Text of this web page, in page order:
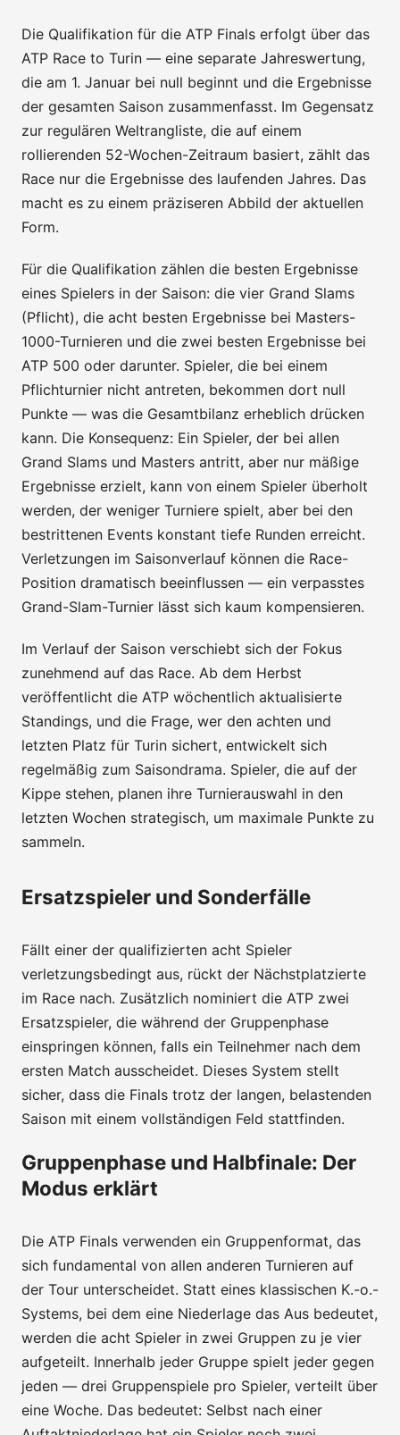
Die Qualifikation für die ATP Finals erfolgt über das
ATP Race to Turin — eine separate Jahreswertung,
die am 1. Januar bei null beginnt und die Ergebnisse
der gesamten Saison zusammenfasst. Im Gegensatz
zur regulären Weltrangliste, die auf einem
rollierenden 52-Wochen-Zeitraum basiert, zählt das
Race nur die Ergebnisse des laufenden Jahres. Das
macht es zu einem präziseren Abbild der aktuellen
Form.
Für die Qualifikation zählen die besten Ergebnisse
eines Spielers in der Saison: die vier Grand Slams
(Pflicht), die acht besten Ergebnisse bei Masters-
1000-Turnieren und die zwei besten Ergebnisse bei
ATP 500 oder darunter. Spieler, die bei einem
Pflichturnier nicht antreten, bekommen dort null
Punkte — was die Gesamtbilanz erheblich drücken
kann. Die Konsequenz: Ein Spieler, der bei allen
Grand Slams und Masters antritt, aber nur mäßige
Ergebnisse erzielt, kann von einem Spieler überholt
werden, der weniger Turniere spielt, aber bei den
bestrittenen Events konstant tiefe Runden erreicht.
Verletzungen im Saisonverlauf können die Race-
Position dramatisch beeinflussen — ein verpasstes
Grand-Slam-Turnier lässt sich kaum kompensieren.
Im Verlauf der Saison verschiebt sich der Fokus
zunehmend auf das Race. Ab dem Herbst
veröffentlicht die ATP wöchentlich aktualisierte
Standings, und die Frage, wer den achten und
letzten Platz für Turin sichert, entwickelt sich
regelmäßig zum Saisondrama. Spieler, die auf der
Kippe stehen, planen ihre Turnierauswahl in den
letzten Wochen strategisch, um maximale Punkte zu
sammeln.
Ersatzspieler und Sonderfälle
Fällt einer der qualifizierten acht Spieler
verletzungsbedingt aus, rückt der Nächstplatzierte
im Race nach. Zusätzlich nominiert die ATP zwei
Ersatzspieler, die während der Gruppenphase
einspringen können, falls ein Teilnehmer nach dem
ersten Match ausscheidet. Dieses System stellt
sicher, dass die Finals trotz der langen, belastenden
Saison mit einem vollständigen Feld stattfinden.
Gruppenphase und Halbfinale: Der
Modus erklärt
Die ATP Finals verwenden ein Gruppenformat, das
sich fundamental von allen anderen Turnieren auf
der Tour unterscheidet. Statt eines klassischen K.-o.-
Systems, bei dem eine Niederlage das Aus bedeutet,
werden die acht Spieler in zwei Gruppen zu je vier
aufgeteilt. Innerhalb jeder Gruppe spielt jeder gegen
jeden — drei Gruppenspiele pro Spieler, verteilt über
eine Woche. Das bedeutet: Selbst nach einer